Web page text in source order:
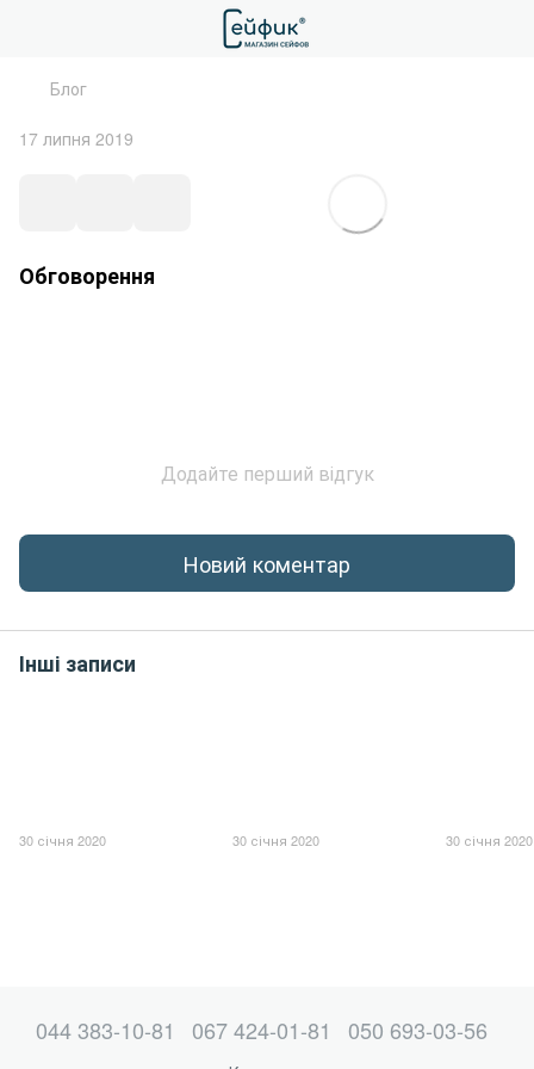
Блог
17 липня 2019
Обговорення
Додайте перший відгук
Новий коментар
Інші записи
30 січня 2020 30 січня 2020 30 січня 2020
044 383-10-81 067 424-01-81 050 693-03-56